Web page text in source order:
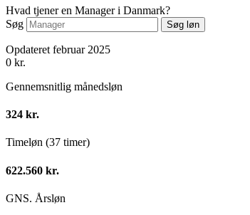
Hvad tjener en Manager i Danmark?
Søg
Søg løn
Opdateret februar 2025
0 kr.
Gennemsnitlig månedsløn
324 kr.
Timeløn (37 timer)
622.560 kr.
GNS. Årsløn